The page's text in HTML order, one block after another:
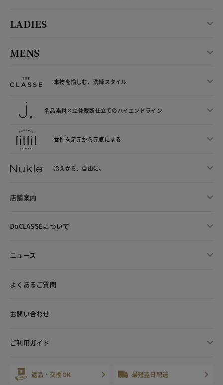
LADIES
MENS
本物を愉しむ、洗練スタイル
名品素材×立体裁断仕立てのハイエンドライン
女性を足元から元気にする
冷えから、 自由に。
店舗案内
DoCLASSEについて
ニュース
よくあるご質問
お問い合わせ
ご利用ガイド
返品・交換OK 最短翌日配送